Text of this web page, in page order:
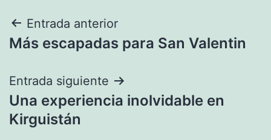
Navegación
de
entradas
Entrada anterior
Más escapadas para San Valentin
Entrada siguiente
Una experiencia inolvidable en
Kirguistán